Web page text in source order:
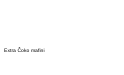
Extra Čoko mafini